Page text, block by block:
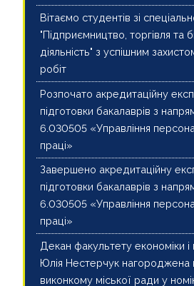
Вітаємо студентів зі
"Підприємництво, торгівля та
діяльність" з успішним
робіт
Розпочато акредитаційну
підготовки бакалаврів з
6.030505 «Управління
праці»
Завершено акредитаційну
підготовки бакалаврів з
6.030505 «Управління
праці»
Декан факультету економіки
Юлія Нестерчук нагороджена
виконкому міської ради у